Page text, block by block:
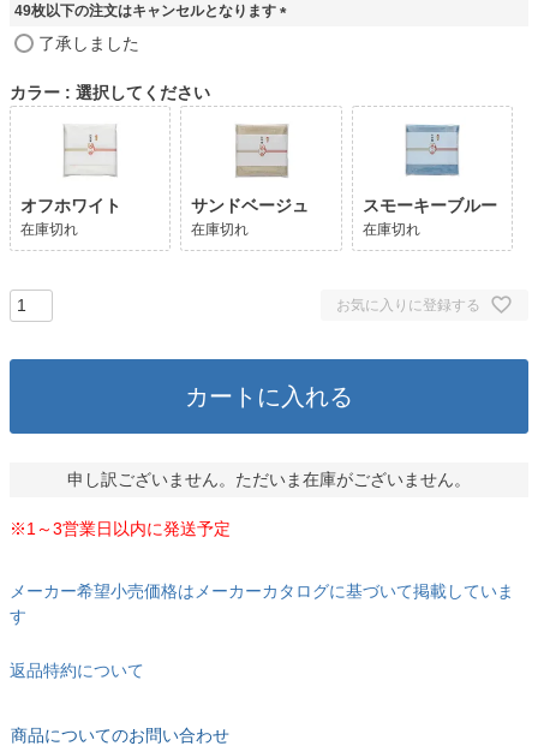
49枚以下の注文はキャンセルとなります
)
了承しました
カラー 選択してください
オフホワイト
在庫切れ
サンドベージュ
在庫切れ
スモーキーブルー
在庫切れ
お気に入りに登録する
カートに入れる
申し訳ございません。ただいま在庫がございません。
※1～3営業日以内に発送予定
メーカー希望小売価格はメーカーカタログに基づいて掲載していま
す
返品特約について
商品についてのお問い合わせ